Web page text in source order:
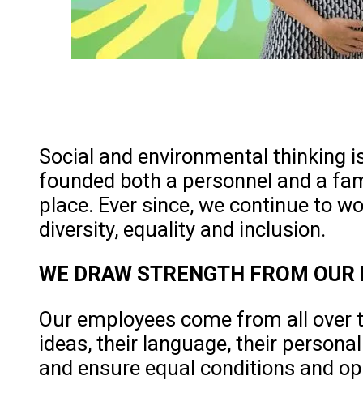
Social and environmental thinking
founded both a personnel and a
place. Ever since, we continue to
diversity, equality and inclusion.
WE DRAW STRENGTH FROM OUR
Our employees come from all
ideas, their language, their
and ensure equal conditions and